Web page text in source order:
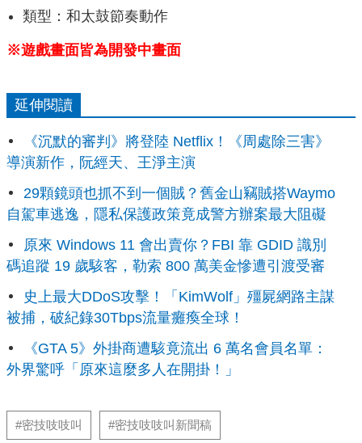
類型：和太鼓節奏動作
※遊戲畫面皆為開發中畫面
延伸閱讀
《沉默的審判》將登陸 Netflix！《周處除三害》
導演新作，阮經天、王淨主演
29顆鏡頭也抓不到一個賊？舊金山竊賊搭Waymo
自駕車逃逸，隱私保護政策竟成警方辦案最大阻礙
原來 Windows 11 會出賣你？FBI 靠 GDID 識別
碼追蹤 19 歲駭客，勒索 800 萬美金慘遭引渡受審
史上最大DDoS攻擊！「KimWolf」殭屍網路主謀
被捕，破紀錄30Tbps流量癱瘓全球！
《GTA 5》外掛商遭駭竟流出 6 萬名會員名單：
外界驚呼「原來這麼多人在開掛！」
#密技吱吱叫 #密技吱吱叫新聞稿